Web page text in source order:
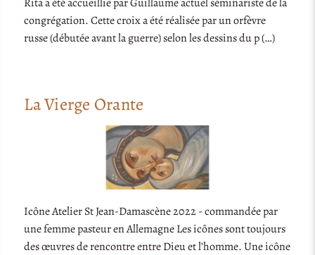
congrégation. Cette croix a été réalisée par un orfèvre
russe (débutée avant la guerre) selon les dessins du p (…)
La Vierge Orante
Icône Atelier St Jean-Damascène 2022 - commandée par
une femme pasteur en Allemagne Les icônes sont toujours
des œuvres de rencontre entre Dieu et l’homme. Une icône